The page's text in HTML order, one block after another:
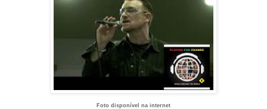
Foto disponível na internet